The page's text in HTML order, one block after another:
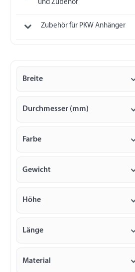
und Zubehör
Zubehör für PKW Anhänger
Breite
Durchmesser (mm)
Farbe
Gewicht
Höhe
Länge
Material